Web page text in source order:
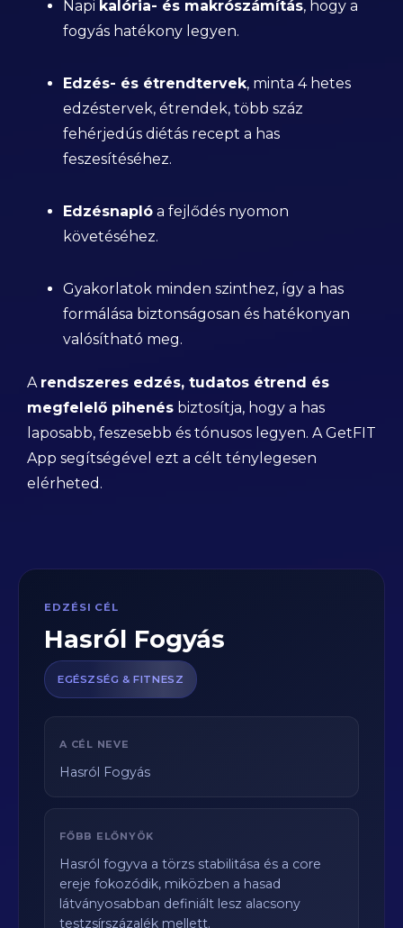
Napi kalória- és makrószámítás, hogy a
fogyás hatékony legyen.
Edzés- és étrendtervek, minta 4 hetes
edzéstervek, étrendek, több száz
fehérjedús diétás recept a has
feszesítéséhez.
Edzésnapló a fejlődés nyomon
követéséhez.
Gyakorlatok minden szinthez, így a has
formálása biztonságosan és hatékonyan
valósítható meg.
A rendszeres edzés, tudatos étrend és
megfelelő pihenés biztosítja, hogy a has
laposabb, feszesebb és tónusos legyen. A GetFIT
App segítségével ezt a célt ténylegesen
elérheted.
EDZÉSI CÉL
Hasról Fogyás
EGÉSZSÉG & FITNESZ
A CÉL NEVE
Hasról Fogyás
FŐBB ELŐNYÖK
Hasról fogyva a törzs stabilitása és a core
ereje fokozódik, miközben a hasad
látványosabban definiált lesz alacsony
testzsírszázalék mellett.